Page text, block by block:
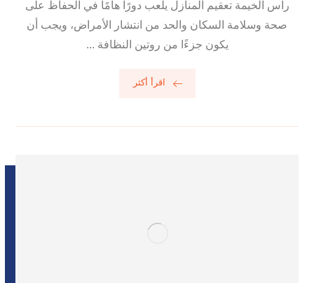
راس الخيمة تعقيم المنازل يلعب دورًا هامًا في الحفاظ على
صحة وسلامة السكان والحد من انتشار الأمراض، ويجب أن
يكون جزءًا من روتين النظافة ...
اقرأ أكثر